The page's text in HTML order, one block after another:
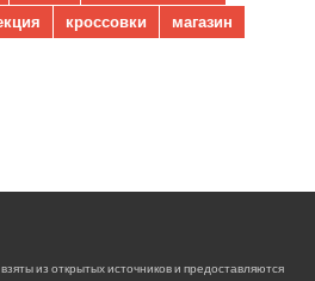
кроссовки
магазин
из открытых источников и предоставляются